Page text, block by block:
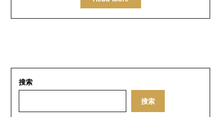
搜索
搜索